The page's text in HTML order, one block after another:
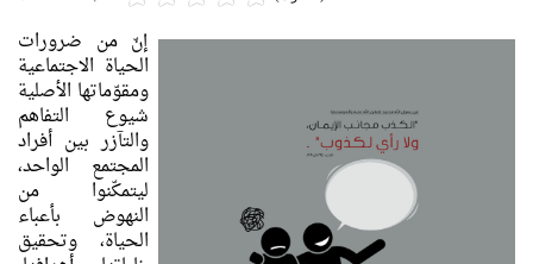
إنّ من ضرورات
الحياة الاجتماعية
ومقوّماتها الأصلية
شيوع التفاهم
والتآزر بين أفراد
المجتمع الواحد،
ليتمكّنوا من
النهوض بأعباء
الحياة، وتحقيق